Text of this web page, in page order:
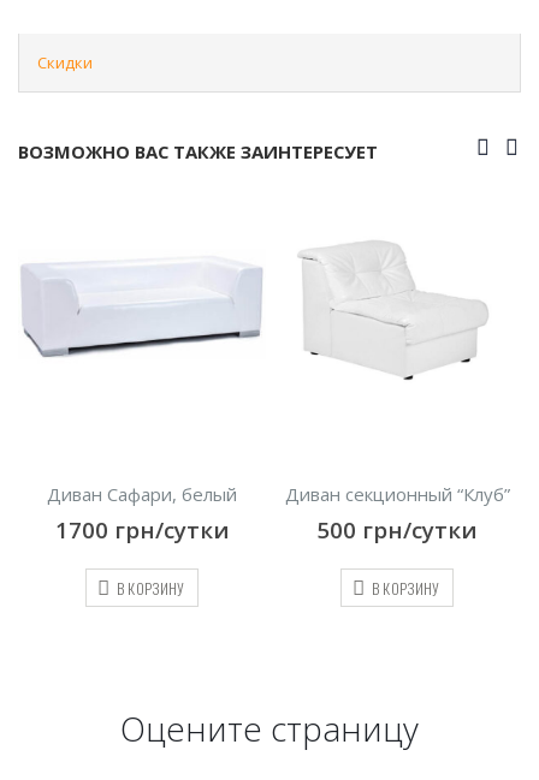
Скидки
ВОЗМОЖНО ВАС ТАКЖЕ ЗАИНТЕРЕСУЕТ
Диван Сафари, белый
1700 грн/сутки
В КОРЗИНУ
Диван секционный “Клуб”
500 грн/сутки
В КОРЗИНУ
Оцените страницу